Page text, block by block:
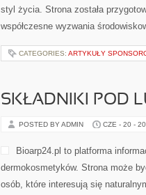
styl życia. Strona została
współczesne wyzwania
CATEGORIES: ARTYKUŁY
SKŁADNIKI POD
POSTED BY ADMIN CZE - 20 -
Bioarp24.pl to platforma
dermokosmetyków. Strona może
osób, które interesują się